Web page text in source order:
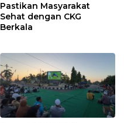
Pastikan Masyarakat
Sehat dengan CKG
Berkala